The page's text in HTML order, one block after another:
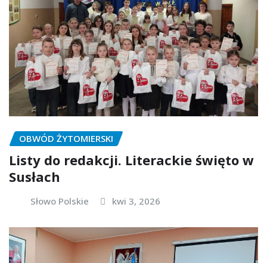
OBWÓD ŻYTOMIERSKI
Listy do redakcji. Literackie święto w
Susłach
Słowo Polskie kwi 3, 2026